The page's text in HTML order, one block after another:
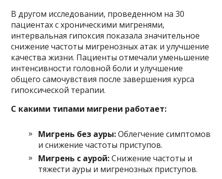
В другом исследовании, проведенном на 30
пациентах с хроническими мигренями,
интервальная гипоксия показала значительное
снижение частоты мигренозных атак и улучшение
качества жизни. Пациенты отмечали уменьшение
интенсивности головной боли и улучшение
общего самочувствия после завершения курса
гипоксической терапии.
С какими типами мигрени работает:
Мигрень без ауры:Облегчение симптомов
и снижение частоты приступов.
Мигрень с аурой:Снижение частоты и
тяжести ауры и мигренозных приступов.